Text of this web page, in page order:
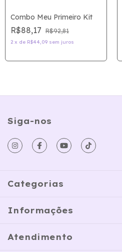
Combo Meu Primeiro Kit
R$88,17 R$92,81
2 x de R$44,09 sem juros
Siga-nos
Categorias
Informações
Atendimento